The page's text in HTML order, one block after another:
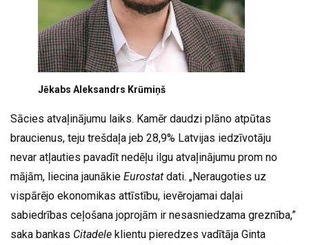
Jēkabs Aleksandrs Krūmiņš
Sācies atvaļinājumu laiks. Kamēr daudzi plāno atpūtas
braucienus, teju trešdaļa jeb 28,9% Latvijas iedzīvotāju
nevar atļauties pavadīt nedēļu ilgu atvaļinājumu prom no
mājām, liecina jaunākie Eurostat dati. „Neraugoties uz
vispārējo ekonomikas attīstību, ievērojamai daļai
sabiedrības ceļošana joprojām ir nesasniedzama greznība,”
saka bankas Citadele klientu pieredzes vadītāja Ginta